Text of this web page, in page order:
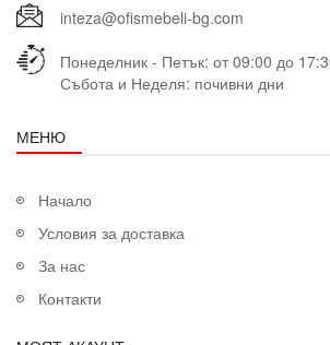
inteza@ofismebeli-bg.com
Понеделник - Петък: от 09:00 до
Събота и Неделя: почивни дни
МЕНЮ
Начало
Условия за доставка
За нас
Контакти